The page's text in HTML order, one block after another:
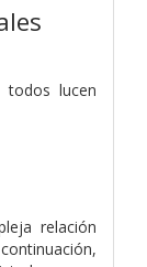
todos lucen
relación